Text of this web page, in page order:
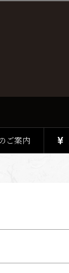
ご案内